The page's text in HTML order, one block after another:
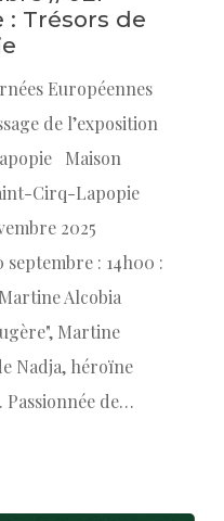
: Trésors de
Européennes
de l’exposition
Maison
Cirq-Lapopie
2025
: 14h00 :
Alcobia
Martine
Nadja, héroïne
Passionnée de…